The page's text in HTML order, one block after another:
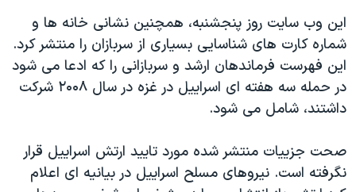
جستجوویژه برنامه‌ها
ویدیوها
فرهنگ و زندگی
حقوق شهروندی
علم و فناوری
اسرائیل در جنگ
بایگانی برنامه‌های تلویزیونی
مستندها
انتخابات ریاست جمهوری آمریکا ۲۰۲۴
رمز مهسا
ورزش زنان در ایران
یادگیری زبان انگلیسی
دنبال کنید
زبانهای مختلف
این وب سایت روز پنجشنبه، همچنین نشانی خانه ها و
شماره کارت های شناسایی بسیاری از سربازان را منتشر کرد.
این فهرست فرماندهان ارشد و سربازانی را که ادعا می شود
در حمله سه هفته ای اسراییل در غزه در سال ۲۰۰۸ شرکت
داشتند، شامل می شود.
صحت جزییات منتشر شده مورد تایید ارتش اسراییل قرار
نگرفته است. نیروهای مسلح اسراییل در بیانیه ای اعلام